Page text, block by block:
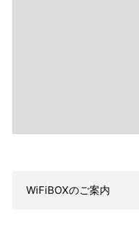
WiFiBOXのご案内